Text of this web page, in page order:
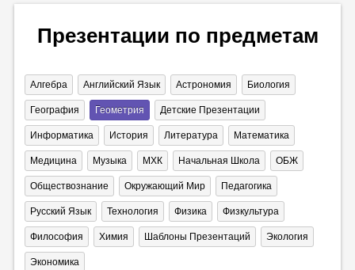
Презентации по предметам
Алгебра Английский Язык Астрономия Биология
География Геометрия Детские Презентации
Информатика История Литература Математика
Медицина Музыка МХК Начальная Школа ОБЖ
Обществознание Окружающий Мир Педагогика
Русский Язык Технология Физика Физкультура
Философия Химия Шаблоны Презентаций Экология
Экономика